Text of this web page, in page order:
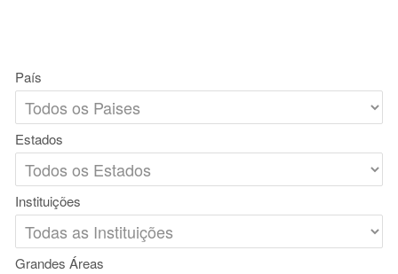
País
Estados
Instituições
Grandes Áreas